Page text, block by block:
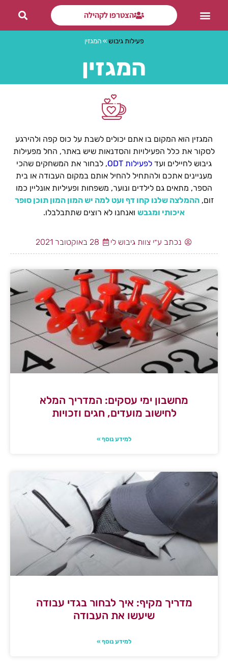
הצטרפו לקהילה
פעילות גיבוש »המגזין
המגזין
המגזין הוא המקום בו אתם יכולים לשבת על כוס קפה ולהירגע
לסקור את כלל הפעילויות והסדנאות שיש באתר, החל מפעילות
גיבוש לחיילים ועד לפעילות ODT
, לבחור את המשחקים שהכי
מעניינים אתכם ולהתחיל להחיל אותם במקום העבודה או בית
הספר, מתאים גם לילדים ונוער, משפחות ופעיליות אונליין כמו
זום,ההמלצה שלנו קחו דף ועט למה יש המון המון תוכן סופר
איכותי ומגבש ואנחנו לא רוצים שתתבלבלו.
נכתב ע״י צוות גיבוש לי 28 באוקטובר 2021
מחשבון ימי עסקים: המדריך המלא
לחישוב מועדים, חגים וזכויות
למידע נוסף »
מדריך מקיף: איך לבחור בגדי עבודה
שיעשו את העבודה
למידע נוסף »